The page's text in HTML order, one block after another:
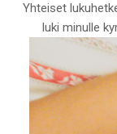
Yhteiset
luki minulle